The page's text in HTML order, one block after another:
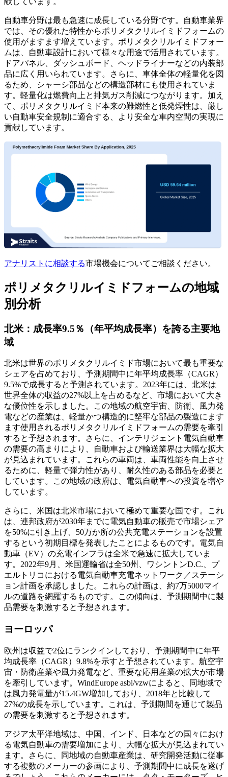
自動車分野は最も急速に成長している分野です。自動車業界
では、その優れた特性からポリメタクリルイミドフォームの
使用がますます増えています。ポリメタクリルイミドフォー
ムは、自動車設計において様々な用途で活用されています。
ドアパネル、ダッシュボード、ヘッドライナーなどの内装部
品に広く用いられています。さらに、車体全体の軽量化を図
るため、シャーシ部品などの構造部材にも使用されていま
す。軽量化は燃費向上と排気ガス削減につながります。加え
て、ポリメタクリルイミド本来の難燃性と低発煙性は、厳し
い自動車安全規制に適合する、より安全な車内空間の実現に
貢献しています。
アナリストに相談する市場機会についてご相談ください。
ポリメタクリルイミドフォームの地域
別分析
北米：成長率9.5％（年平均成長率）を誇る主要地
域
北米は世界のポリメタクリルイミド市場において最も重要な
シェアを占めており、予測期間中に年平均成長率（CAGR）
9.5%で成長すると予測されています。2023年には、北米は
世界全体の収益の27%以上を占めるなど、市場において大き
な優位性を示しました。この地域の航空宇宙、防衛、風力発
電などの産業は、軽量かつ構造的に堅牢な部品の製造にます
ます使用されるポリメタクリルイミドフォームの需要を牽引
すると予想されます。さらに、インテリジェント電気自動車
の需要の高まりにより、自動車および輸送業界は大幅な拡大
が見込まれています。これらの車両は、車両性能を向上させ
るために、軽量で弾力性があり、耐久性のある部品を必要と
しています。この地域の政府は、電気自動車への投資を増や
しています。
さらに、米国は北米市場において極めて重要な国です。これ
は、連邦政府が2030年までに電気自動車の販売で市場シェア
を50%に引き上げ、50万か所の公共充電ステーションを設置
するという初期目標を発表したことによるものです。電気自
動車（EV）の充電インフラは全米で急速に拡大していま
す。2022年9月、米国運輸省は全50州、ワシントンD.C.、プ
エルトリコにおける電気自動車充電ネットワーク／ステーシ
ョン計画を承認しました。これらの計画は、約7万5000マイ
ルの道路を網羅するものです。この傾向は、予測期間中に製
品需要を刺激すると予想されます。
ヨーロッパ
欧州は収益で2位にランクインしており、予測期間中に年平
均成長率（CAGR）9.8%を示すと予想されています。航空宇
宙・防衛産業や風力発電など、重要な応用産業の拡大が市場
を牽引しています。WindEurope asbl/vzwによると、同地域で
は風力発電量が15.4GW増加しており、2018年と比較して
27%の成長を示しています。これは、予測期間を通じて製品
の需要を刺激すると予想されます。
アジア太平洋地域は、中国、インド、日本などの国々におけ
る電気自動車の需要増加により、大幅な拡大が見込まれてい
ます。さらに、同地域の自動車産業は、研究開発活動に従事
する複数のメーカーの参画により、予測期間中に成長を遂げ